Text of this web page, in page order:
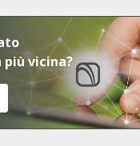
vicina?